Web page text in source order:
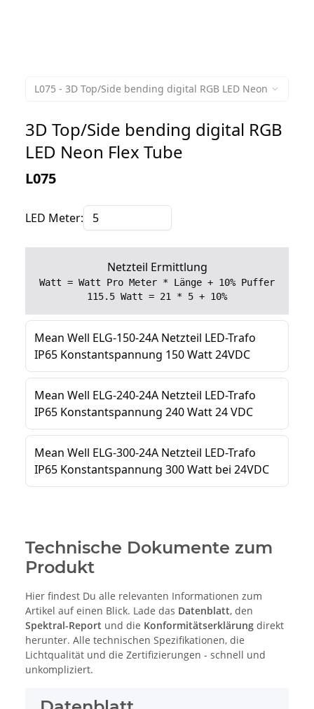
Technische Dokumente zum
Produkt
Hier findest Du alle relevanten Informationen zum
Artikel auf einen Blick. Lade das Datenblatt, den
Spektral-Report und die Konformitätserklärung direkt
herunter. Alle technischen Spezifikationen, die
Lichtqualität und die Zertifizierungen - schnell und
unkompliziert.